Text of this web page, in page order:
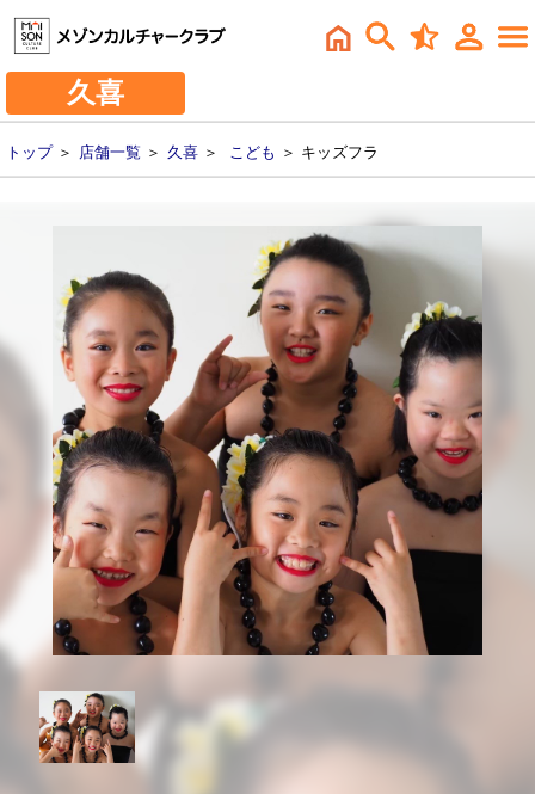
久喜
トップ＞ 店舗一覧 ＞ 久喜 ＞ こども ＞ キッズフラ